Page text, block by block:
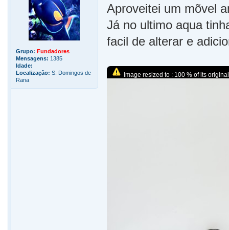
Grupo: Fundadores
Mensagens: 1385
Idade:
Localização: S. Domingos de
Rana
Aproveitei um mõvel
Já no ultimo aqua
facil de alterar e
Image resized to : 100 % of its